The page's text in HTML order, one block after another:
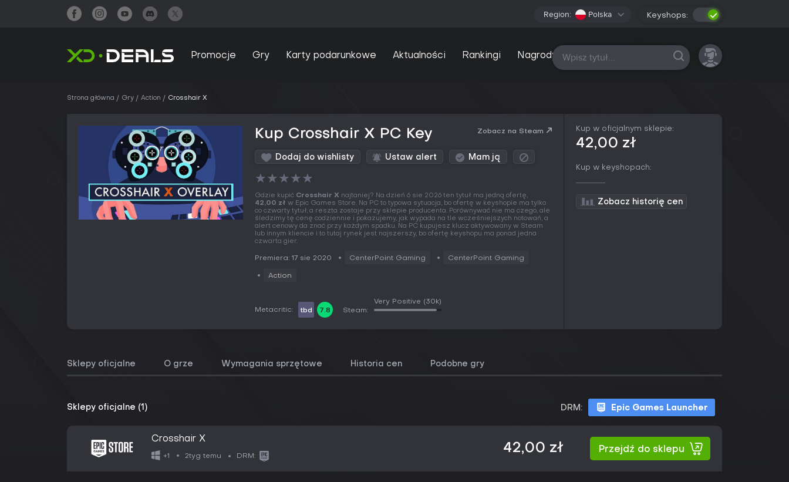
Region: Polska Keyshops:
Promocje Gry Karty podarunkowe Aktualności Rankingi Nagrody Wszystkie platformy
Strona główna Gry Action Crosshair X
Kup Crosshair X PC Key Zobacz na Steam
Dodaj do wishlisty Ustaw alert Mam ją
★★★★★
Gdzie kupić Crosshair X najtaniej? Na dzień 6 sie 2026 ten tytuł ma jedną ofertę,
42,00 zł w Epic Games Store. Na PC to typowa sytuacja, bo ofertę w keyshopie ma tylko
co czwarty tytuł, a reszta zostaje przy sklepie producenta. Porównywać nie ma czego, ale
śledzimy tę cenę codziennie i pokazujemy, jak wypada na tle wcześniejszych notowań, a
alert cenowy da znać przy każdym spadku. Na PC kupujesz klucz aktywowany w Steam
lub innym kliencie i to tutaj rynek jest najszerszy, bo ofertę keyshopu ma ponad jedna
czwarta gier.
Premiera: 17 sie 2020 CenterPoint Gaming CenterPoint Gaming
Action
Metacritic: tbd 7.8 Steam:
Very Positive (30k)
Kup w oficjalnym sklepie:
42,00 zł
Kup w keyshopach:
Zobacz historię cen
Sklepy oficjalne O grze Wymagania sprzętowe Historia cen Podobne gry
Sklepy oficjalne (1) DRM: Epic Games Launcher
Crosshair X
+1 2tyg temu DRM:
42,00 zł Przejdź do sklepu